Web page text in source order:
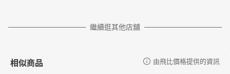
繼續逛其他店舖
相似商品 由飛比價格提供的資訊